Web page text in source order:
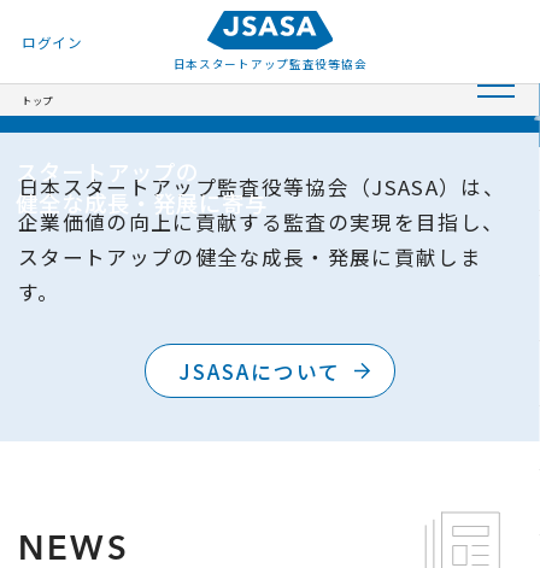
日本スタートアップ監査役等協会
ログイン
トップ
スタートアップの
健全な成長・発展に寄与
日本スタートアップ監査役等協会（JSASA）は、
企業価値の向上に貢献する監査の実現を目指し、
スタートアップの健全な成長・発展に貢献しま
す。
JSASAについて
NEWS